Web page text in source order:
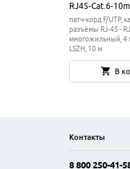
RJ45-Cat.6-
патч-корд F/UTP,
разъёмы RJ-45 -
многожильный, 4
LSZH, 10 м
В
Контакты
8 800 250-41-